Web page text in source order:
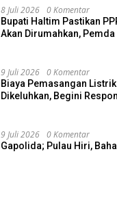
8 Juli 2026 0 Komentar
Bupati Haltim Pastikan
Akan Dirumahkan,
9 Juli 2026 0 Komentar
Biaya Pemasangan
Dikeluhkan, Begini
9 Juli 2026 0 Komentar
Gapolida; Pulau Hiri,